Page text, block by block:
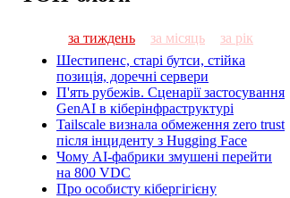
за тиждень за місяць
за рік
Шестипенс, старі бутси, стійка
позиція, доречні сервери
П'ять рубежів. Сценарії застосування
GenAI в кіберінфраструктурі
Tailscale визнала обмеження zero trust
після інциденту з Hugging Face
Чому AI-фабрики змушені перейти
на 800 VDC
Про особисту кібергігієну